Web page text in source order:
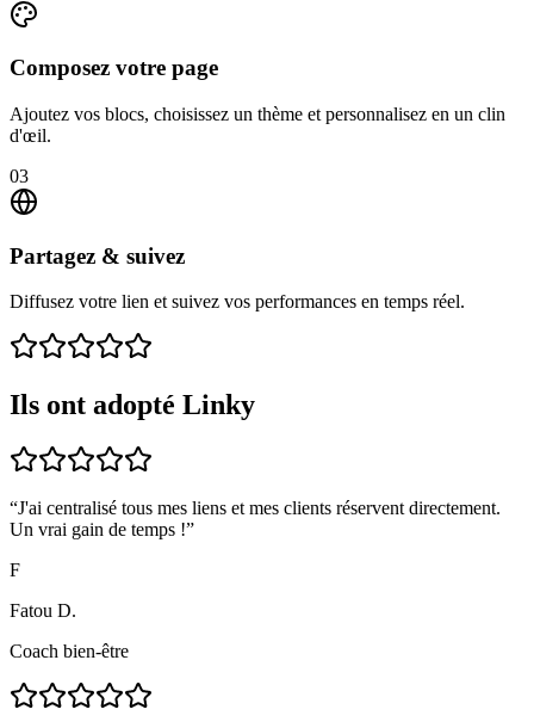
Composez votre page
Ajoutez vos blocs, choisissez un thème et personnalisez en un clin
d'œil.
03
Partagez & suivez
Diffusez votre lien et suivez vos performances en temps réel.
Ils ont adopté Linky
“J'ai centralisé tous mes liens et mes clients réservent directement.
Un vrai gain de temps !”
F
Fatou D.
Coach bien-être